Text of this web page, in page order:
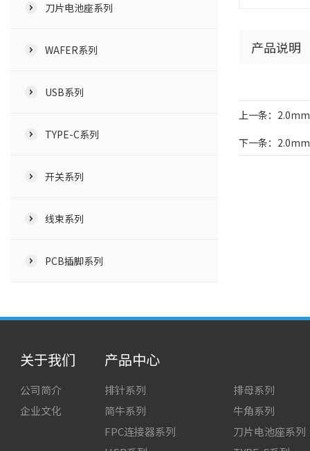
刀片电池座系列
WAFER系列
USB系列
TYPE-C系列
开关系列
线束系列
PCB插脚系列
产品说明
上一条：
下一条：
关于我们
公司简介
企业文化
产品中心
排针系列
排母系列
简牛系列
牛角系列
FPC连接器系列
刀片电池座系列